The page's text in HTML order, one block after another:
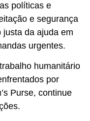
políticas e
e segurança
da ajuda em
urgentes.
humanitário
por
Purse, continue